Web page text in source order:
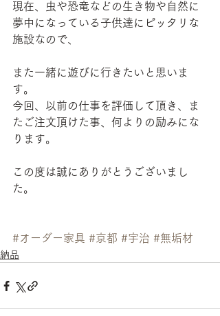
現在、虫や恐竜などの生き物や自然に
夢中になっている子供達にピッタリな
施設なので、
また一緒に遊びに行きたいと思いま
す。
今回、以前の仕事を評価して頂き、ま
たご注文頂けた事、何よりの励みにな
ります。
この度は誠にありがとうございまし
た。
#オーダー家具 #京都 #宇治 #無垢材
納品